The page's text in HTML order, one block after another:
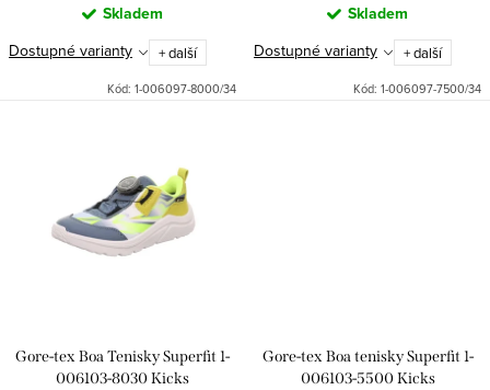
Skladem
Dostupné varianty
+ další
Kód: 1-006097-8000/34
Skladem
Dostupné varianty
+ další
Kód: 1-006097-7500/34
Gore-tex Boa Tenisky Superfit 1-
006103-8030 Kicks
Gore-tex Boa tenisky Superfit 1-
006103-5500 Kicks